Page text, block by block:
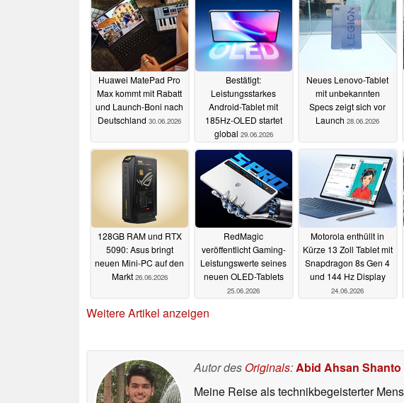
Huawei MatePad Pro
Max kommt mit Rabatt
und Launch-Boni nach
Deutschland 30.06.2026
Bestätigt:
Leistungsstarkes
Android-Tablet mit
185Hz-OLED startet
global 29.06.2026
Neues Lenovo-Tablet
mit unbekannten
Specs zeigt sich vor
Launch 28.06.2026
128GB RAM und RTX
5090: Asus bringt
neuen Mini-PC auf den
Markt 26.06.2026
RedMagic
veröffentlicht Gaming-
Leistungswerte seines
neuen OLED-Tablets
25.06.2026
Motorola enthüllt in
Kürze 13 Zoll Tablet mit
Snapdragon 8s Gen 4
und 144 Hz Display
24.06.2026
Weitere Artikel anzeigen
Autor des Originals:Abid Ahsan Shanto
Meine Reise als technikbegeisterter